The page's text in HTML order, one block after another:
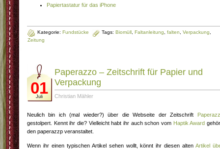
Papiertastatur für das iPhone
Kategorie: Fundstücke Tags: Biomüll Faltanleitung falten Verpackung
Zeitung
01
Juli
Paperazzo – Zeitschrift für Papier und
Verpackung
Christian Mähler
Neulich bin ich (mal wieder?) über die Webseite der Zeitschrift
gestolpert. Kennt ihr die? Vielleicht habt ihr auch schon vom Haptik Award
den paperazzp veranstaltet.
Wenn ihr einen typischen Artikel sehen wollt, könnt ihr diesen altenArtikel